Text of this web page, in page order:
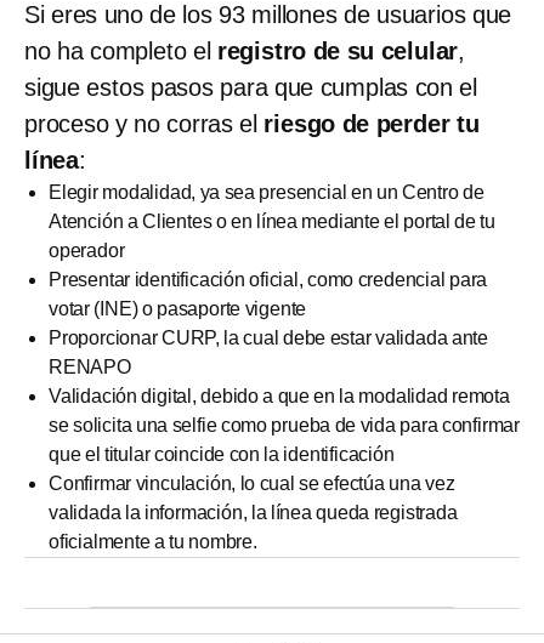
Si eres uno de los 93 millones de usuarios que
no ha completo el registro de su celular,
sigue estos pasos para que cumplas con el
proceso y no corras el riesgo de perder tu
línea:
Elegir modalidad, ya sea presencial en un Centro de
Atención a Clientes o en línea mediante el portal de tu
operador
Presentar identificación oficial, como credencial para
votar (INE) o pasaporte vigente
Proporcionar CURP, la cual debe estar validada ante
RENAPO
Validación digital, debido a que en la modalidad remota
se solicita una selfie como prueba de vida para confirmar
que el titular coincide con la identificación
Confirmar vinculación, lo cual se efectúa una vez
validada la información, la línea queda registrada
oficialmente a tu nombre.